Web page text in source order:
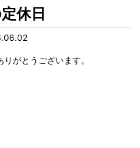
休日
がとうございます。